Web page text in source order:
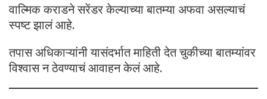
वाल्मिक कराडने सरेंडर केल्याच्या बातम्या अफवा असल्याचं
स्पष्ट झालं आहे.
तपास अधिकाऱ्यांनी यासंदर्भात माहिती देत चुकीच्या बातम्यांवर
विश्वास न ठेवण्याचं आवाहन केलं आहे.